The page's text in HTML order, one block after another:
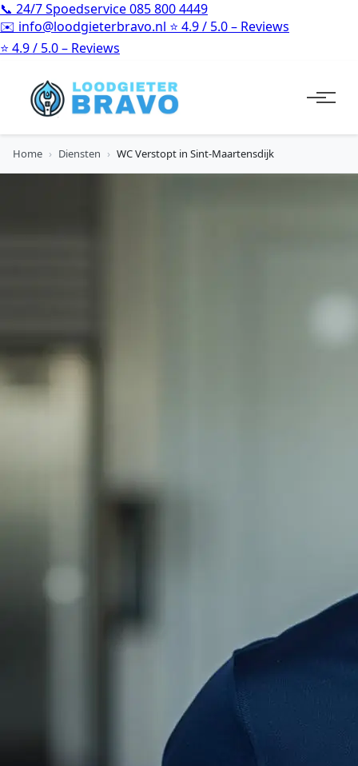
📞 24/7 Spoedservice085 800 4449
✉️ info@loodgieterbravo.nl ⭐ 4.9 / 5.0 – Reviews
⭐ 4.9 / 5.0 – Reviews
Home › Diensten › WC Verstopt in Sint-Maartensdijk